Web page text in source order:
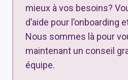
mieux à vos besoins?
d’aide pour l’onboarding
Nous sommes là pour
maintenant un conseil
équipe.